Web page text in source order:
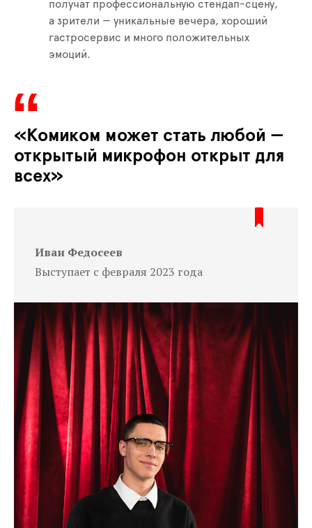
получат профессиональную стендап-сцену,
а зрители — уникальные вечера, хороший
гастросервис и много положительных
эмоций.
«Комиком может стать любой —
открытый микрофон открыт для
всех»
Иван Федосеев
Выступает с февраля 2023 года